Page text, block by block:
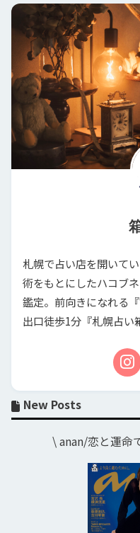
札幌で占い店を開いて
術をもとにしたハコブ
鑑定。前向きになれる
出口徒歩1分『札幌占い
New Posts
\ anan/恋と運命